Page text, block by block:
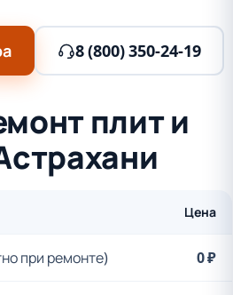
8 (800) 350-24-19
плит и
Цена
при ремонте) 0 ₽